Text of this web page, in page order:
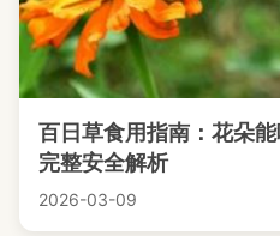
百日草食用指南：花朵
完整安全解析
2026-03-09